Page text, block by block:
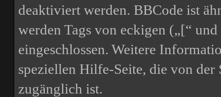
deaktiviert werden. BBCode ist
werden Tags von eckigen („[“
eingeschlossen. Weitere
speziellen Hilfe-Seite, die von der
zugänglich ist.